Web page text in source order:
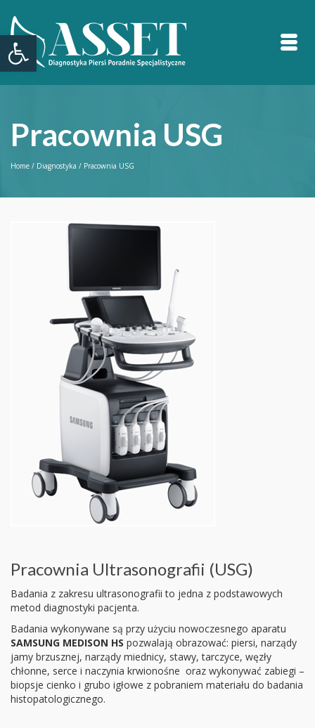
Otwórz pasek narzędzi
Pracownia USG
Home / Diagnostyka / Pracownia USG
Pracownia Ultrasonografii (USG)
Badania z zakresu ultrasonografii to jedna z podstawowych
metod diagnostyki pacjenta.
Badania wykonywane są przy użyciu nowoczesnego aparatu
SAMSUNG MEDISON HS pozwalają obrazować: piersi, narządy
jamy brzusznej, narządy miednicy, stawy, tarczyce, węzły
chłonne, serce i naczynia krwionośne oraz wykonywać zabiegi –
biopsje cienko i grubo igłowe z pobraniem materiału do badania
histopatologicznego.